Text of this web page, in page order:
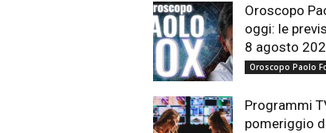
Oroscopo
oggi: le
8 agosto
Oroscopo Paolo
Programmi
pomeriggio